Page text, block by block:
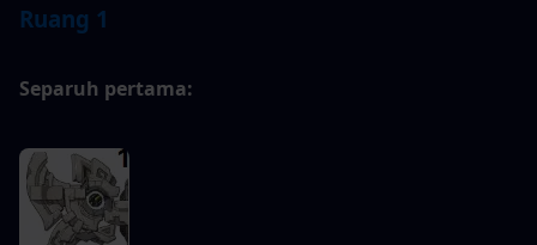
Ruang 1
Separuh pertama: